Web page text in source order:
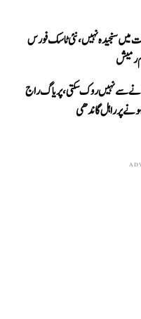
میں سنجیدہ نہیں، نئی ٹاسک فورس
رمیش
سے نہیں روک سکتی، پریاگ راج
پر راہل گاندھی